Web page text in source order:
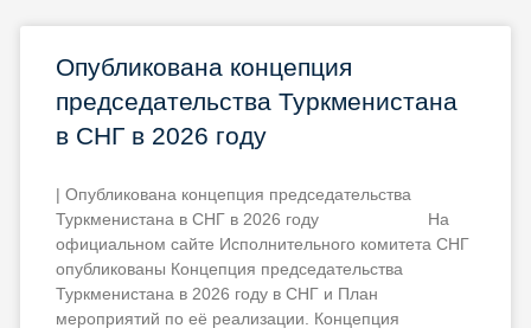
Опубликована концепция
председательства Туркменистана
в СНГ в 2026 году
| Опубликована концепция председательства
Туркменистана в СНГ в 2026 году На
официальном сайте Исполнительного комитета СНГ
опубликованы Концепция председательства
Туркменистана в 2026 году в СНГ и План
мероприятий по её реализации. Концепция